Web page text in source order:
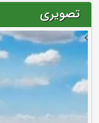
تصویری